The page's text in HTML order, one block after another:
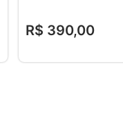
R$ 390,00